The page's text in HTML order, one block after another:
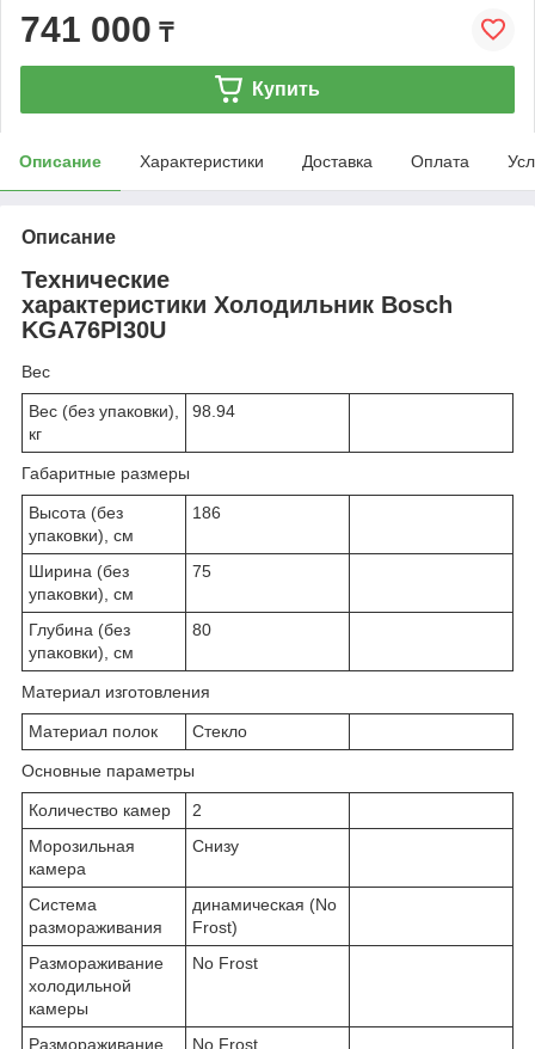
741 000 ₸
Купить
Описание Характеристики Доставка Оплата
Описание
Технические
характеристики Холодильник Bosch
KGA76PI30U
Вес
Вес (без упаковки),
кг
98.94
Габаритные размеры
Высота (без
упаковки), см
186
Ширина (без
упаковки), см
75
Глубина (без
упаковки), см
80
Материал изготовления
Материал полок Стекло
Основные параметры
Количество камер
2
Морозильная
камера
Снизу
Система
размораживания
динамическая (No
Frost)
Размораживание
холодильной
камеры
No Frost
Размораживание
No Frost